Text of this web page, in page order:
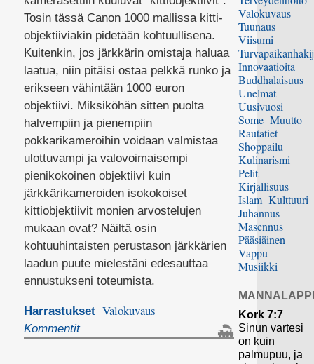
Tosin tässä Canon 1000 mallissa kitti-
objektiiviakin pidetään kohtuullisena.
Kuitenkin, jos järkkärin omistaja haluaa
laatua, niin pitäisi ostaa pelkkä runko ja
erikseen vähintään 1000 euron
objektiivi. Miksiköhän sitten puolta
halvempiin ja pienempiin
pokkarikameroihin voidaan valmistaa
ulottuvampi ja valovoimaisempi
pienikokoinen objektiivi kuin
järkkärikameroiden isokokoiset
kittiobjektiivit monien arvostelujen
mukaan ovat? Näiltä osin
kohtuuhintaisten perustason järkkärien
laadun puute mielestäni edesauttaa
ennustukseni toteumista.
Harrastukset Valokuvaus
Kommentit
Valokuvaus
Tuunaus
Viisumi
Innovaatioita
Buddhalaisuus
Unelmat
Uusivuosi
Some Muutto
Rautatiet
Shoppailu
Kulinarismi
Pelit
Kirjallisuus
Islam Kulttuuri
Juhannus
Masennus
Pääsiäinen
Vappu
Musiikki
Kork 7:7
Sinun vartesi
on kuin
palmupuu, ja